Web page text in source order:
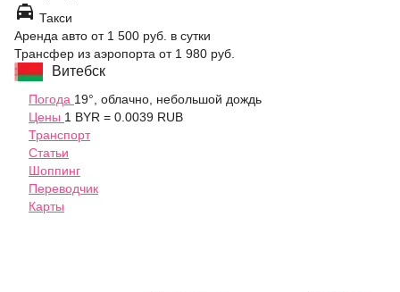
 Такси
Аренда авто от 1 500 руб. в сутки
Трансфер из аэропорта от 1 980 руб.
Витебск
Погода 19°, облачно, небольшой дождь
Цены 1 BYR = 0.0039 RUB
Транспорт
Статьи
Шоппинг
Переводчик
Карты